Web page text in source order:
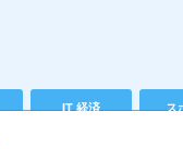
IT 経済 ス